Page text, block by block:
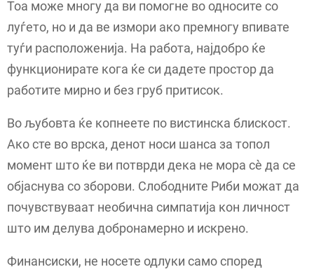
Тоа може многу да ви помогне во односите со
луѓето, но и да ве измори ако премногу впивате
туѓи расположенија. На работа, најдобро ќе
функционирате кога ќе си дадете простор да
работите мирно и без груб притисок.
Во љубовта ќе копнеете по вистинска блискост.
Ако сте во врска, денот носи шанса за топол
момент што ќе ви потврди дека не мора сè да се
објаснува со зборови. Слободните Риби можат да
почувствуваат необична симпатија кон личност
што им делува добронамерно и искрено.
Финансиски, не носете одлуки само според